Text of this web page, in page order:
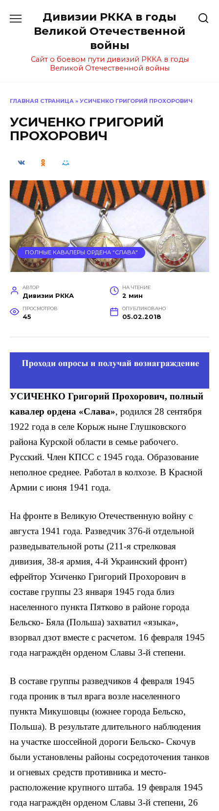
содержанию
Дивизии РККА в годы
Великой Отечественной
войны
Сайт о боевом пути дивизий РККА в годы
Великой Отечественной войны
ГЛАВНАЯ СТРАНИЦА » УСИЧЕНКО ГРИГОРИЙ ПРОХОРОВИЧ
УСИЧЕНКО ГРИГОРИЙ
ПРОХОРОВИЧ
ПОЛНЫЕ КАВАЛЕРЫ ОРДЕНА "СЛАВА"
АВТОР
Дивизии РККА
НА ЧТЕНИЕ
2 мин
ПРОСМОТРОВ
45
ОПУБЛИКОВАНО
05.02.2018
УСИЧЕНКО Григорий Прохорович, полный
кавалер ордена «Слава», родился 28 сентября
1922 года в селе Корыж ныне Глушковского
района Курской области в семье рабочего.
Русский. Член КПСС с 1945 года. Образование
неполное сред­нее. Работал в колхозе. В Красной
Армии с июня 1941 года.
На фронте в Великую Отечественную войну с
августа 1941 года. Разведчик 376-й отдельной
разведывательной роты (211-я стрелковая
дивизия, 38-я армия, 4-й Украинский фронт)
ефрейтор Усиченко Григорий Прохорович в
составе группы 23 января 1945 года близ
населенного пункта Пятково в районе города
Бельско- Бяла (Польша) захватил «языка»,
взорвал дзот вместе с расчетом. 16 февраля 1945
года награждён орденом Славы 3-й степени.
В составе группы разведчиков 4 февраля 1945
года проник в тыл врага возле населенного
пункта Микушовцы (южнее города Бельско,
Польша). В резуль­тате длительного наблюдения
на участке шоссейной дороги Бельско- Скочув
были установлены районы сосредоточения танков
и огневых средств противника и место­
расположение крупного штаба. 19 февраля 1945
года награждён орденом Славы 3-й степени, 26